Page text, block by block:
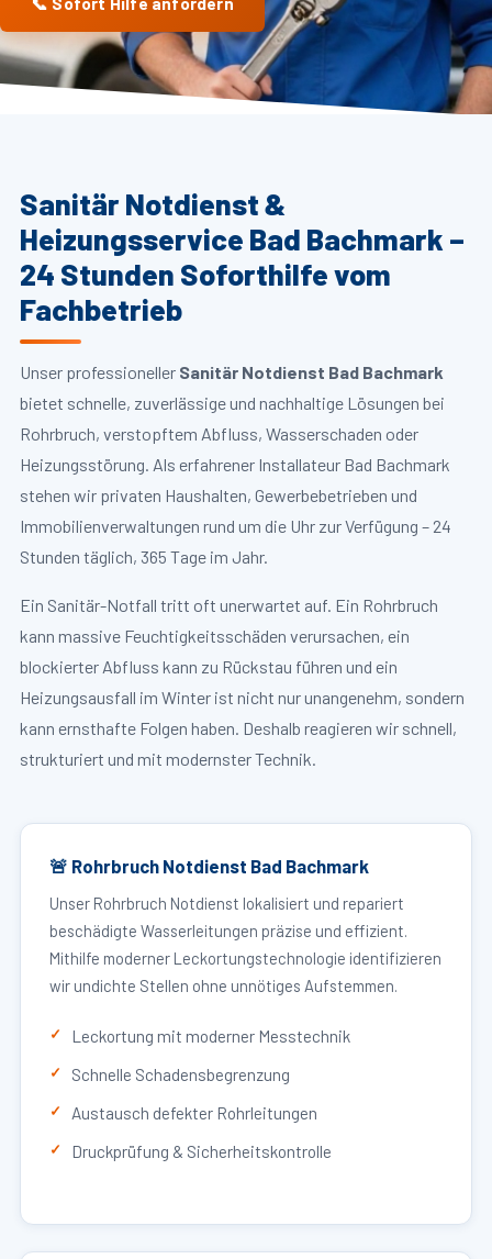
Sanitär Notdienst &
Heizungsservice Bad Bachmark –
24 Stunden Soforthilfe vom
Fachbetrieb
Unser professioneller Sanitär Notdienst Bad Bachmark
bietet schnelle, zuverlässige und nachhaltige Lösungen bei
Rohrbruch, verstopftem Abfluss, Wasserschaden oder
Heizungsstörung. Als erfahrener Installateur Bad Bachmark
stehen wir privaten Haushalten, Gewerbebetrieben und
Immobilienverwaltungen rund um die Uhr zur Verfügung – 24
Stunden täglich, 365 Tage im Jahr.
Ein Sanitär-Notfall tritt oft unerwartet auf. Ein Rohrbruch
kann massive Feuchtigkeitsschäden verursachen, ein
blockierter Abfluss kann zu Rückstau führen und ein
Heizungsausfall im Winter ist nicht nur unangenehm, sondern
kann ernsthafte Folgen haben. Deshalb reagieren wir schnell,
strukturiert und mit modernster Technik.
🚨 Rohrbruch Notdienst Bad Bachmark
Unser Rohrbruch Notdienst lokalisiert und repariert
beschädigte Wasserleitungen präzise und effizient.
Mithilfe moderner Leckortungstechnologie identifizieren
wir undichte Stellen ohne unnötiges Aufstemmen.
Leckortung mit moderner Messtechnik
Schnelle Schadensbegrenzung
Austausch defekter Rohrleitungen
Druckprüfung & Sicherheitskontrolle